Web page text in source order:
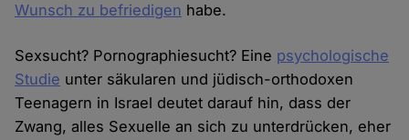
Wunsch zu befriedigen habe.
Sexsucht? Pornographiesucht? Eine psychologische
Studie unter säkularen und jüdisch-orthodoxen
Teenagern in Israel deutet darauf hin, dass der
Zwang, alles Sexuelle an sich zu unterdrücken, eher